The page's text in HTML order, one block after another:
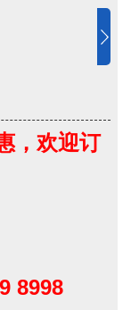
，欢迎订
8998